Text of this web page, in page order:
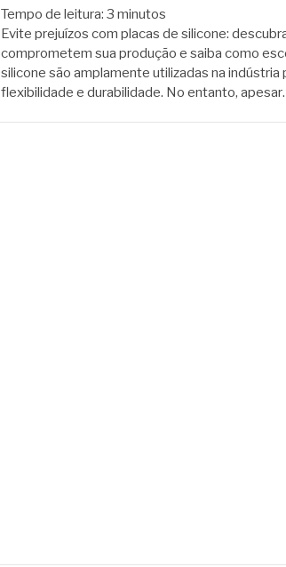
Tempo de leitura: 3 minutos
Evite prejuízos com placas de silicone:
comprometem sua produção e saiba como
silicone são amplamente utilizadas na
flexibilidade e durabilidade. No entanto,